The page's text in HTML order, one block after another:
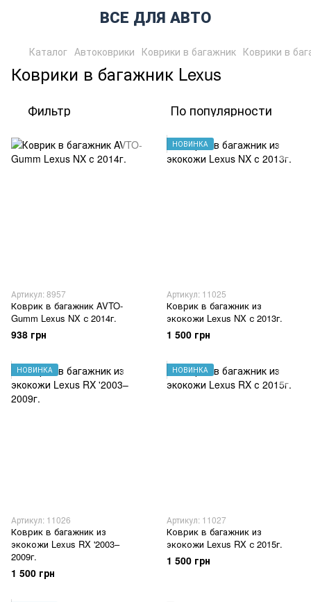
ВСЕ ДЛЯ АВТО
Каталог Автоковрики Коврики в багажник Коврики в
Коврики в багажник Lexus
Фильтр По популярности
Артикул: 8957
Коврик в багажник AVTO-
Gumm Lexus NX с 2014г.
938 грн
НОВИНКА
Артикул: 11025
Коврик в багажник из
экокожи Lexus NX с 2013г.
1 500 грн
НОВИНКА
Артикул: 11026
Коврик в багажник из
экокожи Lexus RX '2003–
2009г.
1 500 грн
НОВИНКА
Артикул: 11027
Коврик в багажник из
экокожи Lexus RX с 2015г.
1 500 грн